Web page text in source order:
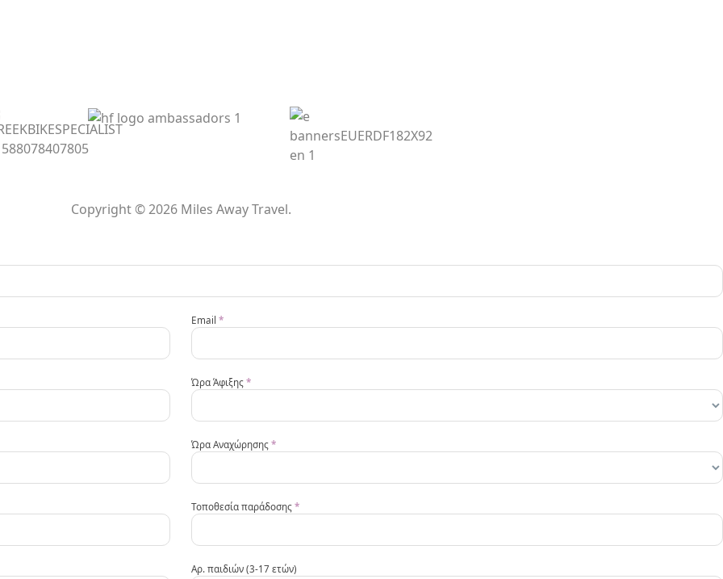
Copyright © 2026 Miles Away Travel.
Email*
Ώρα Άφιξης*
Ώρα Αναχώρησης*
Τοποθεσία παράδοσης*
Αρ. παιδιών (3-17 ετών)